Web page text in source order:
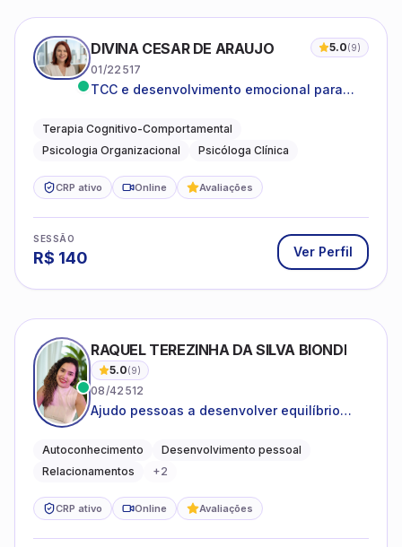
DIVINA CESAR DE ARAUJO 5.0(9)
01/22517
TCC e desenvolvimento emocional para
Terapia Cognitivo-Comportamental
Psicologia Organizacional
Psicóloga Clínica
CRP ativo Online Avaliações
SESSÃO
R$ 140 Ver Perfil
RAQUEL TEREZINHA DA SILVA BIONDI
5.0(9)
08/42512
Ajudo pessoas a desenvolver equilíbrio
Autoconhecimento
Desenvolvimento pessoal
Relacionamentos
+2
CRP ativo Online Avaliações